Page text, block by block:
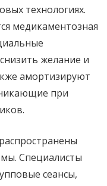
технологиях.
медикаментозная
желание и
амортизируют
при
Специалисты
сеансы,